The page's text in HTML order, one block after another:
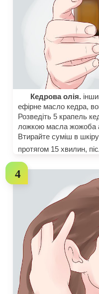
Кедрова олія.
ефірне масло кедра,
Розведіть 5 крапель
ложкою масла жожоба
Втирайте суміш в
протягом 15 хвилин,